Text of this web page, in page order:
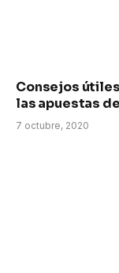
Consejos
las apuestas
7 octubre, 2020